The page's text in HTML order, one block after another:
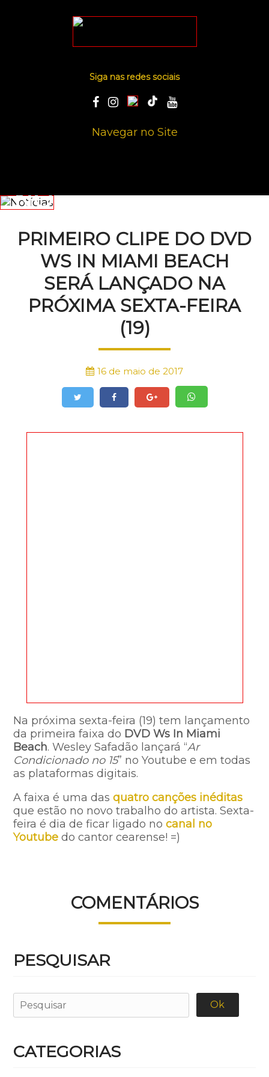
Siga nas redes sociais
Navegar no Site
NOTÍCIAS
PRIMEIRO CLIPE DO DVD
WS IN MIAMI BEACH
SERÁ LANÇADO NA
PRÓXIMA SEXTA-FEIRA
(19)
16 de maio de 2017
Na próxima sexta-feira (19) tem lançamento
da primeira faixa do DVD Ws In Miami
Beach. Wesley Safadão lançará “Ar
Condicionado no 15” no Youtube e em todas
as plataformas digitais.
A faixa é uma dasquatro canções inéditas
que estão no novo trabalho do artista. Sexta-
feira é dia de ficar ligado nocanal no
Youtube do cantor cearense! =)
COMENTÁRIOS
PESQUISAR
CATEGORIAS